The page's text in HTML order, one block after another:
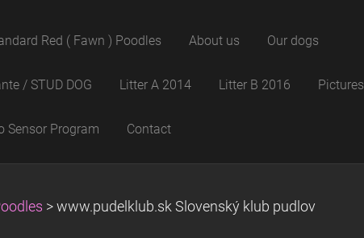
Red ( Fawn ) Poodles About us Our dogs
/ STUD DOG Litter A 2014 Litter B 2016 Pictures
Sensor Program Contact
> www.pudelklub.sk Slovenský klub pudlov